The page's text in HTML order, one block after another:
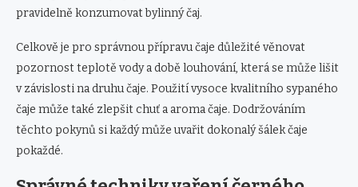
pravidelně konzumovat bylinný čaj.
Celkově je pro správnou přípravu čaje důležité věnovat
pozornost teplotě vody a době louhování, která se může lišit
v závislosti na druhu čaje. Použití vysoce kvalitního sypaného
čaje může také zlepšit chuť a aroma čaje. Dodržováním
těchto pokynů si každý může uvařit dokonalý šálek čaje
pokaždé.